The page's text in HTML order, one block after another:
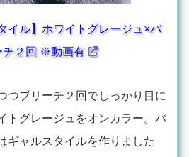
イル】ホワイトグレージュ×バ
チ２回 ※動画有
つブリーチ２回でしっかり目に
トグレージュをオンカラー。バ
ギャルスタイルを作りました